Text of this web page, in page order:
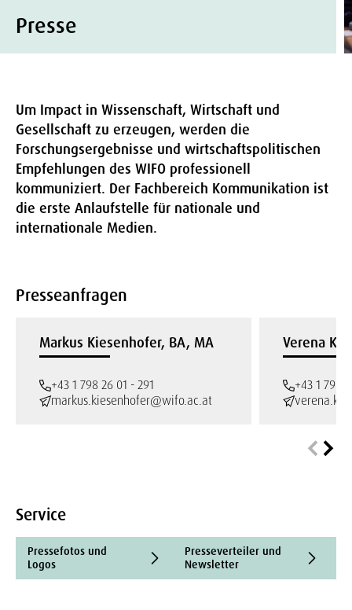
Presse
Um Impact in Wissenschaft, Wirtschaft und
Gesellschaft zu erzeugen, werden die
Forschungsergebnisse und wirtschaftspolitischen
Empfehlungen des WIFO professionell
kommuniziert. Der Fachbereich Kommunikation ist
die erste Anlaufstelle für nationale und
internationale Medien.
Presseanfragen
Markus Kiesenhofer, BA, MA
+43 1 798 26 01 - 291
markus.kiesenhofer@wifo.ac.at
Verena
+43 1 798
Service
Pressefotos und
Logos
Presseverteiler und
Newsletter